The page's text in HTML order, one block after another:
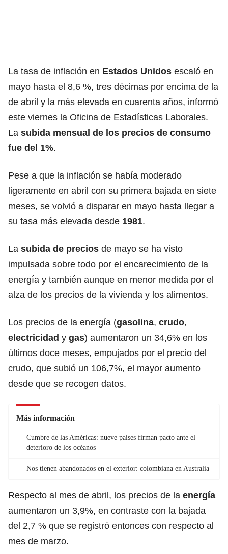
La tasa de inflación en Estados Unidos escaló en
mayo hasta el 8,6 %, tres décimas por encima de la
de abril y la más elevada en cuarenta años, informó
este viernes la Oficina de Estadísticas Laborales.
La subida mensual de los precios de consumo
fue del 1%.
Pese a que la inflación se había moderado
ligeramente en abril con su primera bajada en siete
meses, se volvió a disparar en mayo hasta llegar a
su tasa más elevada desde 1981.
La subida de precios de mayo se ha visto
impulsada sobre todo por el encarecimiento de la
energía y también aunque en menor medida por el
alza de los precios de la vivienda y los alimentos.
Los precios de la energía (gasolina, crudo,
electricidad y gas) aumentaron un 34,6% en los
últimos doce meses, empujados por el precio del
crudo, que subió un 106,7%, el mayor aumento
desde que se recogen datos.
Más información
Cumbre de las Américas: nueve países firman pacto ante el
deterioro de los océanos
Nos tienen abandonados en el exterior: colombiana en Australia
Respecto al mes de abril, los precios de la energía
aumentaron un 3,9%, en contraste con la bajada
del 2,7 % que se registró entonces con respecto al
mes de marzo.